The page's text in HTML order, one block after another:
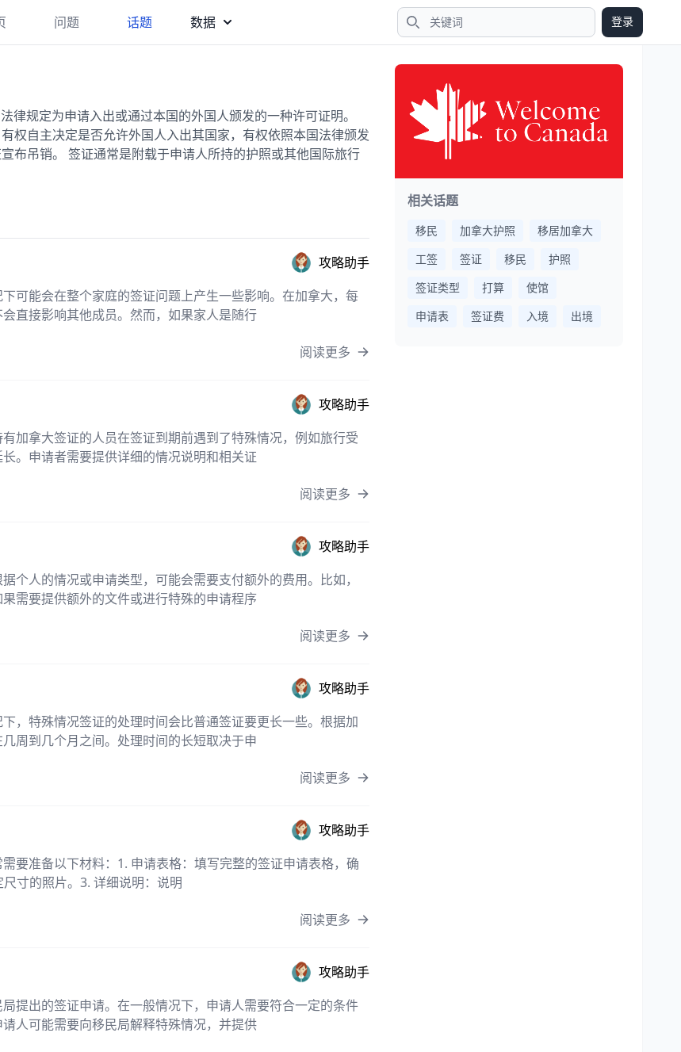
搜索
登录
问题 话题 数据
律规定为申请入出或通过本国的外国人颁发的一种许可证明。
权自主决定是否允许外国人入出其国家，有权依照本国法律颁发
布吊销。 签证通常是附载于申请人所持的护照或其他国际旅行
攻略助手
可能会在整个家庭的签证问题上产生一些影响。在加拿大，每
直接影响其他成员。然而，如果家人是随行
阅读更多
攻略助手
加拿大签证的人员在签证到期前遇到了特殊情况，例如旅行受
。申请者需要提供详细的情况说明和相关证
阅读更多
攻略助手
个人的情况或申请类型，可能会需要支付额外的费用。比如，
需要提供额外的文件或进行特殊的申请程序
阅读更多
攻略助手
，特殊情况签证的处理时间会比普通签证要更长一些。根据加
周到几个月之间。处理时间的长短取决于申
阅读更多
攻略助手
要准备以下材料：1. 申请表格：填写完整的签证申请表格，确
寸的照片。3. 详细说明：说明
阅读更多
攻略助手
提出的签证申请。在一般情况下，申请人需要符合一定的条件
人可能需要向移民局解释特殊情况，并提供
相关话题
移民 加拿大护照
移居加拿大
工签
签证 移民
护照
签证类型
打算
使馆
申请表
签证费 入境 出境